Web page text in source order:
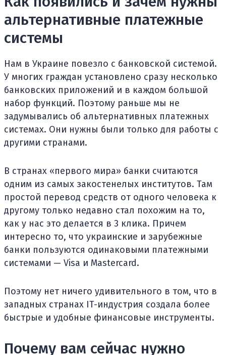
альтернативные платежные
системы
Нам в Украине повезло с банковской системой.
У многих граждан установлено сразу несколько
банковских приложений и в каждом большой
набор функций. Поэтому раньше мы не
задумывались об альтернативных платежных
системах. Они нужны были только для работы с
другими странами.
В странах «первого мира» банки считаются
одним из самых закостенелых институтов. Там
простой перевод средств от одного человека к
другому только недавно стал похожим на то,
как у нас это делается в 3 клика. Причем
интересно то, что украинские и зарубежные
банки пользуются одинаковыми платежными
системами — Visa и Mastercard.
Поэтому нет ничего удивительного в том, что в
западных странах IT-индустрия создала более
быстрые и удобные финансовые инструменты.
Почему вам сейчас нужно